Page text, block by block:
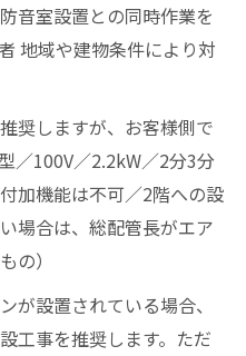
音室設置との同時作業を
地域や建物条件により対
奨しますが、お客様側で
／100V／2.2kW／2分3分
加機能は不可／2階への設
場合は、総配管長がエア
の）
が設置されている場合、
工事を推奨します。ただ